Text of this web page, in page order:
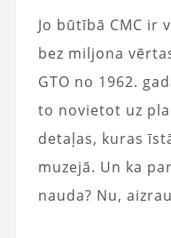
Jo būtībā CMC ir
bez miljona
GTO no 1962.
to novietot uz
detaļas, kuras
muzejā. Un ka
nauda? Nu,